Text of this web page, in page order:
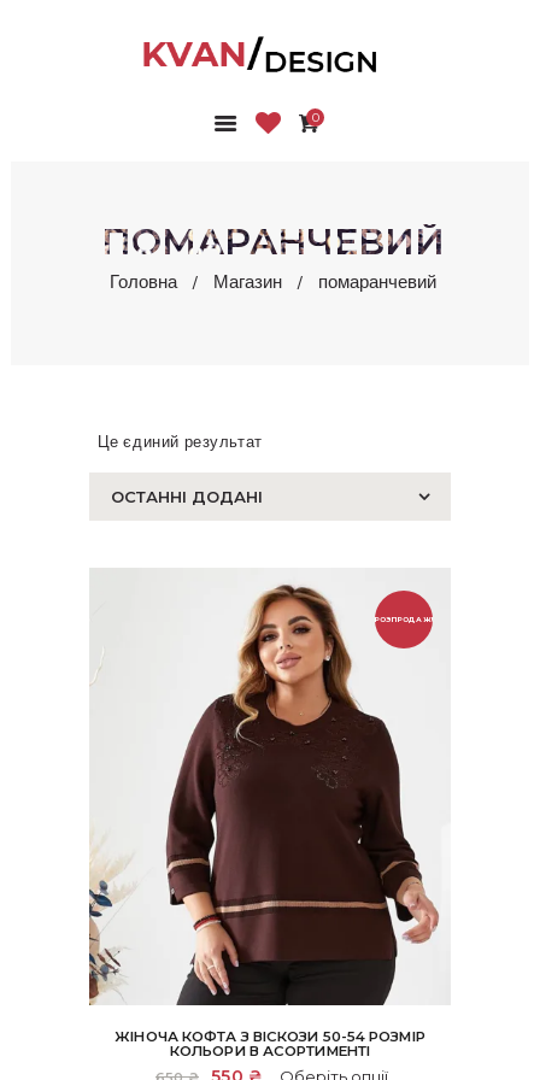
0
ПОМАРАНЧЕВИЙ
Головна Магазин помаранчевий
ГОЛОВНА
ПРО НАС
БЛОГ
Це єдиний результат
РОЗПРОДАЖ!
ЖІНОЧА КОФТА З ВІСКОЗИ 50-54 РОЗМІР
КОЛЬОРИ В АСОРТИМЕНТІ
Оберіть опції